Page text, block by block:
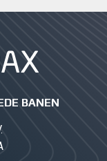
BANEN